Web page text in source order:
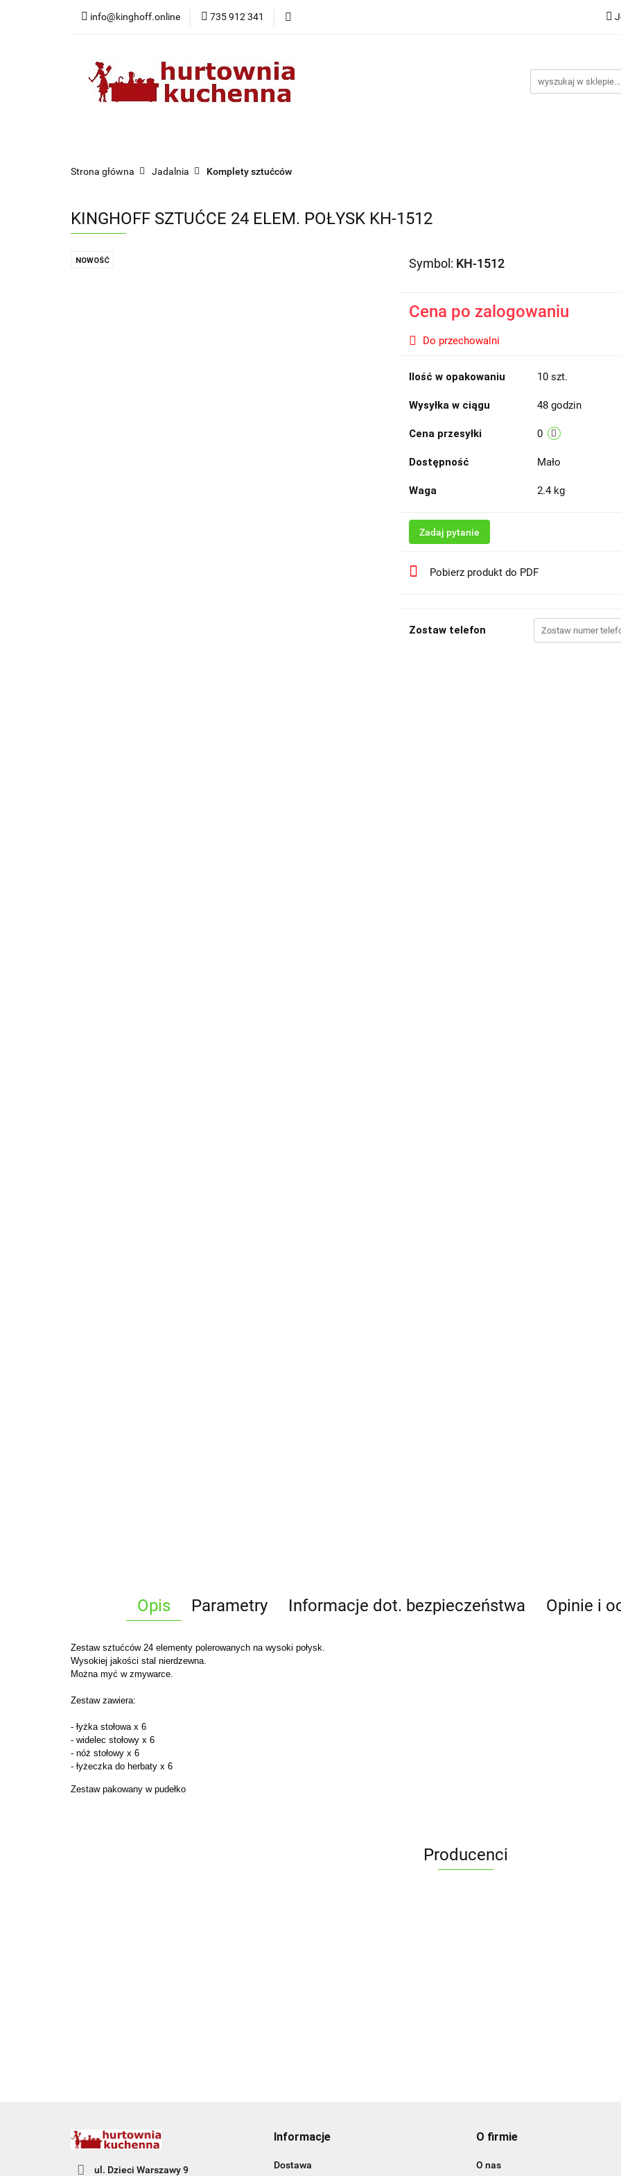
info@kinghoff.online 735 912 341
Kategorie
Strona główna Jadalnia Komplety sztućców
KINGHOFF SZTUĆCE 24 ELEM. POŁYSK KH-1512
NOWOŚĆ Symbol: KH-1512
Cena po zalogowaniu
Do przechowalni
Ilość w opakowaniu 10 szt.
Wysyłka w ciągu 48 godzin
Cena przesyłki 0
Dostępność Mało
Waga 2.4 kg
Zadaj pytanie
Pobierz produkt do PDF
Zostaw telefon
Opis Parametry Informacje dot. bezpieczeństwa Opinie i
Zestaw sztućców 24 elementy polerowanych na wysoki połysk.
Wysokiej jakości stal nierdzewna.
Można myć w zmywarce.
Zestaw zawiera:
- łyżka stołowa x 6
- widelec stołowy x 6
- nóż stołowy x 6
- łyżeczka do herbaty x 6
Zestaw pakowany w pudełko
Producenci
BBQ
ul. Dzieci Warszawy 9
Informacje
Dostawa
O firmie
O nas